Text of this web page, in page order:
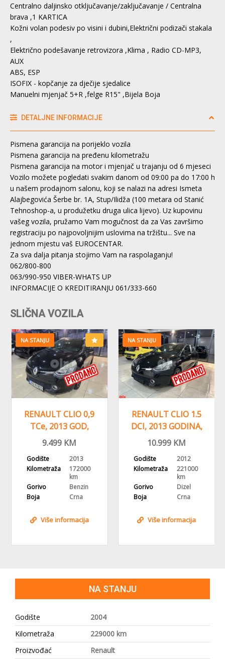
Centralno daljinsko otključavanje/zaključavanje / Centralna
brava ,1 KARTICA
Kožni volan podesiv po visini i dubini,Električni podizači stakala
,
Električno podešavanje retrovizora ,Klima , Radio CD-MP3,
AUX
ABS, ESP
ISOFIX - kopčanje za dječije sjedalice
Manuelni mjenjač 5+R ,felge R15" ,Bijela Boja
DETALJNE INFORMACIJE
Pismena garancija na porijeklo vozila
Pismena garancija na pređenu kilometražu
Pismena garancija na motor i mjenjač u trajanju od 6 mjeseci
Vozilo možete pogledati svakim danom od 09:00 pa do 17:00 h
u našem prodajnom salonu, koji se nalazi na adresi Ismeta
Alajbegovića Šerbe br. 1A, Stup/Ilidža (100 metara od Stanić
Tehnoshop-a, u produžetku druga ulica lijevo). Uz kupovinu
vašeg vozila, pružamo Vam mogučnost da za Vas završimo
registraciju po najpovoljnijim uslovima na tržištu... Sve na
jednom mjestu vaš EUROCENTAR.
Za sva dalja pitanja stojimo Vam na raspolaganju!
062/800-800
063/990-950 VIBER-WHATS UP
INFORMACIJE O KREDITIRANJU 061/333-660
SLIČNA VOZILA
NA STANJU
RENAULT CLIO 0,9
TCe, 2013 GOD,
NAVI,
9.499 KM
Godište
2013
Kilometraža
172000
km
Gorivo
Benzin
Boja
Crna
Više informacija
NA STANJU
RENAULT CLIO 1.5
DCI, 2013 GODINA,
NAVIGACIJA
10.999 KM
Godište
2012
Kilometraža
221000
km
Gorivo
Dizel
Boja
Crna
Više informacija
NA STANJU
Godište
2004
Kilometraža
229000 km
Proizvođać
Renault